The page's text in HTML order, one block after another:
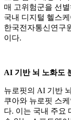
매 고위험군을 선
국내 디지털 헬스
한국전자통신연구
이다.
AI 기반 뇌 노화도
뉴로핏의 AI 기반
쿠아와 뉴로핏 스
다. 이는 국내 주요